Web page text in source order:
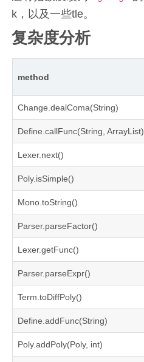
k，以及一些tle。
复杂度分析
method
Change.dealComa(String)
Define.callFunc(String, ArrayList)
Lexer.next()
Poly.isSimple()
Mono.toString()
Parser.parseFactor()
Lexer.getFunc()
Parser.parseExpr()
Term.toDiffPoly()
Define.addFunc(String)
Poly.addPoly(Poly, int)